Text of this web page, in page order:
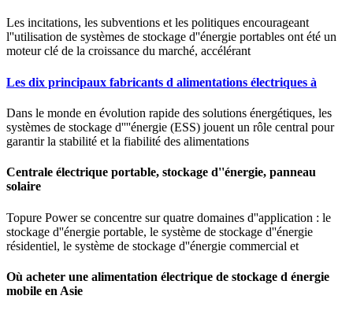
Les incitations, les subventions et les politiques encourageant
l''utilisation de systèmes de stockage d''énergie portables ont été un
moteur clé de la croissance du marché, accélérant
Les dix principaux fabricants d alimentations électriques à
Dans le monde en évolution rapide des solutions énergétiques, les
systèmes de stockage d''''énergie (ESS) jouent un rôle central pour
garantir la stabilité et la fiabilité des alimentations
Centrale électrique portable, stockage d''énergie, panneau
solaire
Topure Power se concentre sur quatre domaines d''application : le
stockage d''énergie portable, le système de stockage d''énergie
résidentiel, le système de stockage d''énergie commercial et
Où acheter une alimentation électrique de stockage d énergie
mobile en Asie